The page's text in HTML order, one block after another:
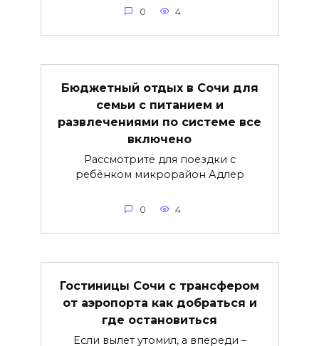
0 4
Бюджетный отдых в Сочи для
семьи с питанием и
развлечениями по системе все
включено
Рассмотрите для поездки с
ребёнком микрорайон Адлер
0 4
Гостиницы Сочи с трансфером
от аэропорта как добраться и
где остановиться
Если вылет утомил, а впереди –